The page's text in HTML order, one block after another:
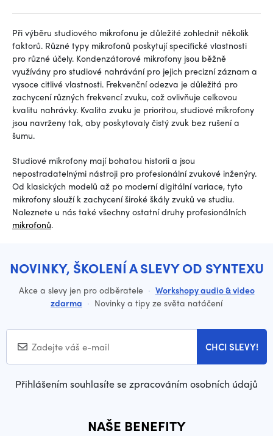
Při výběru studiového mikrofonu je důležité zohlednit několik
faktorů. Různé typy mikrofonů poskytují specifické vlastnosti
pro různé účely. Kondenzátorové mikrofony jsou běžně
využívány pro studiové nahrávání pro jejich precizní záznam a
vysoce citlivé vlastnosti. Frekvenční odezva je důležitá pro
zachycení různých frekvencí zvuku, což ovlivňuje celkovou
kvalitu nahrávky. Kvalita zvuku je prioritou, studiové mikrofony
jsou navrženy tak, aby poskytovaly čistý zvuk bez rušení a
šumu.
Studiové mikrofony mají bohatou historii a jsou
nepostradatelnými nástroji pro profesionální zvukové inženýry.
Od klasických modelů až po moderní digitální variace, tyto
mikrofony slouží k zachycení široké škály zvuků ve studiu.
Naleznete u nás také všechny ostatní druhy profesionálních
mikrofonů.
NOVINKY, ŠKOLENÍ A SLEVY OD SYNTEXU
Akce a slevy jen pro odběratele · Workshopy audio & video
zdarma · Novinky a tipy ze světa natáčení
CHCI SLEVY!
Přihlášením souhlasíte se zpracováním osobních údajů
NAŠE BENEFITY